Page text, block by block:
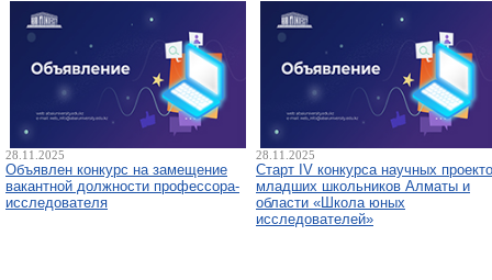
28.11.2025
Объявлен конкурс на замещение
вакантной должности профессора-
исследователя
28.11.2025
Старт IV конкурса научных
младших школьников Алматы и
области «Школа юных
исследователей»